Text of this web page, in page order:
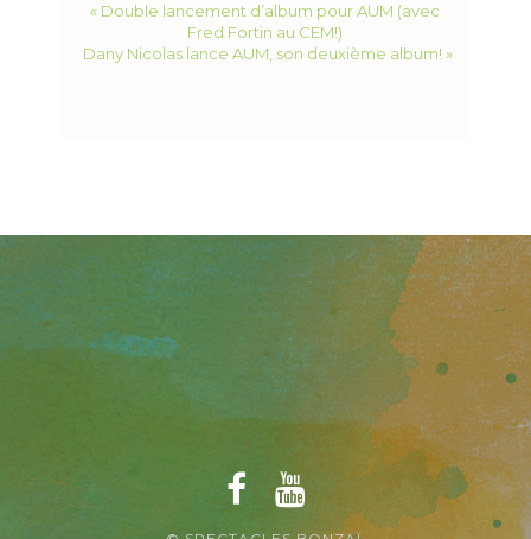
« Double lancement d’album pour AUM (avec
Fred Fortin au CEM!)
Dany Nicolas lance AUM, son deuxième album! »